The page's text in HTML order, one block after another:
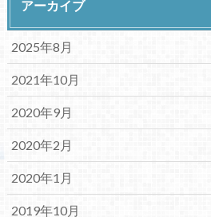
アーカイブ
2025年8月
2021年10月
2020年9月
2020年2月
2020年1月
2019年10月